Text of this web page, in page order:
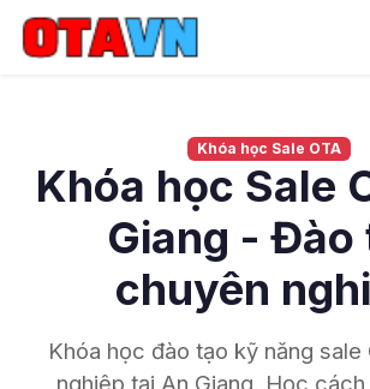
Khóa học Sale OTA
Khóa học Sale
Giang - Đào
chuyên
Khóa học đào tạo kỹ năng sale
nghiệp tại An Giang. Học